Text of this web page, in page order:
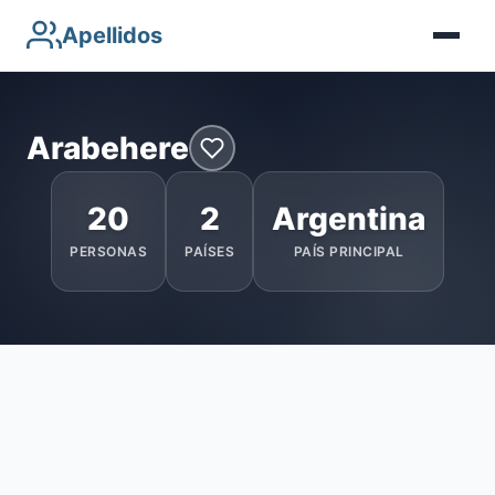
Apellidos
Arabehere
20
PERSONAS
2
PAÍSES
Argentina
PAÍS PRINCIPAL